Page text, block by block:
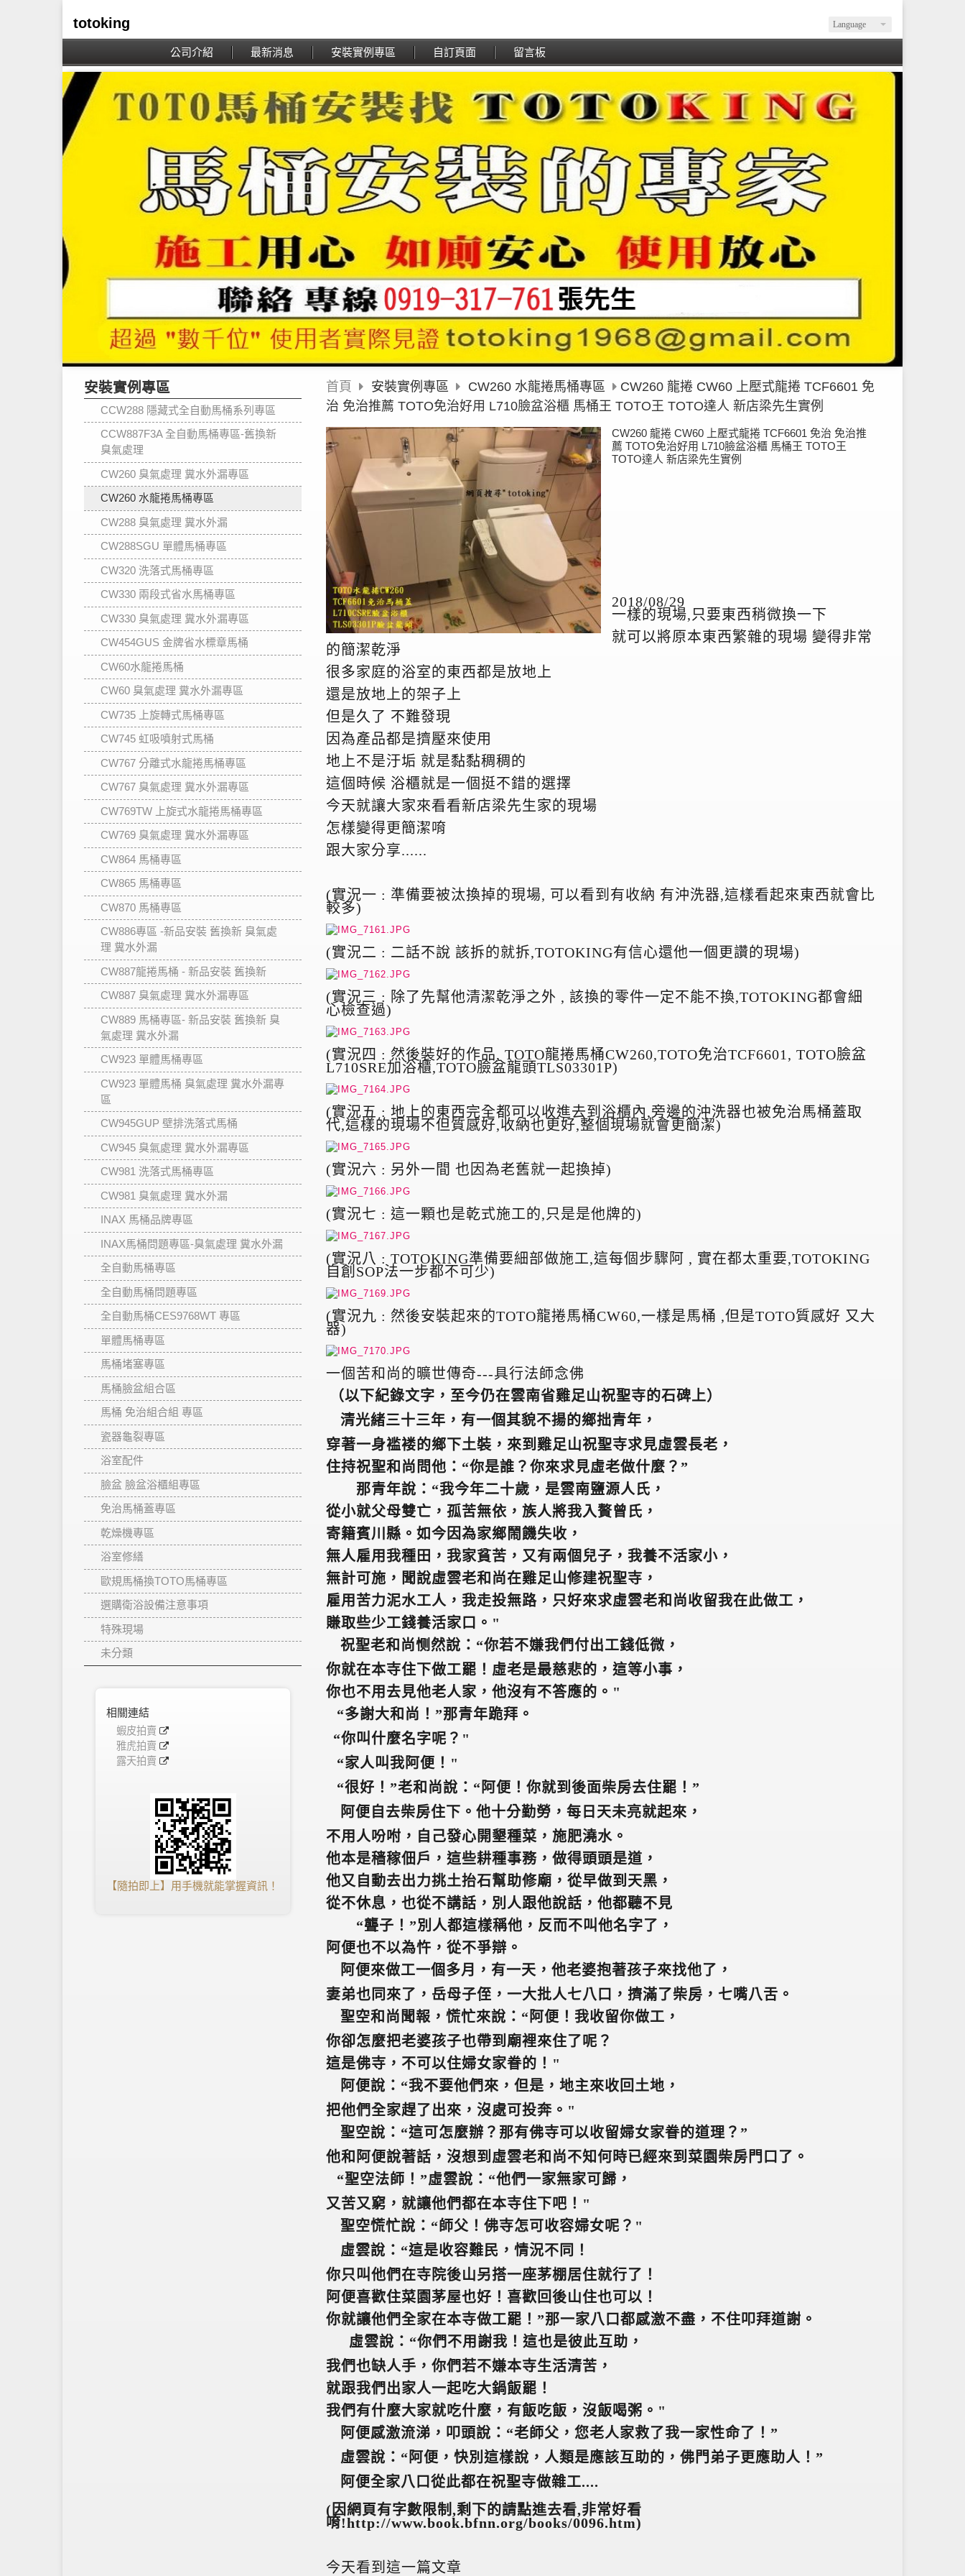
Language
totoking
公司介紹 最新消息 安裝實例專區 自訂頁面 留言板
安裝實例專區
CCW288 隱藏式全自動馬桶系列專區
CCW887F3A 全自動馬桶專區-舊換新
臭氣處理
CW260 臭氣處理 糞水外漏專區
CW260 水龍捲馬桶專區
CW288 臭氣處理 糞水外漏
CW288SGU 單體馬桶專區
CW320 洗落式馬桶專區
CW330 兩段式省水馬桶專區
CW330 臭氣處理 糞水外漏專區
CW454GUS 金牌省水標章馬桶
CW60水龍捲馬桶
CW60 臭氣處理 糞水外漏專區
CW735 上旋轉式馬桶專區
CW745 虹吸噴射式馬桶
CW767 分離式水龍捲馬桶專區
CW767 臭氣處理 糞水外漏專區
CW769TW 上旋式水龍捲馬桶專區
CW769 臭氣處理 糞水外漏專區
CW864 馬桶專區
CW865 馬桶專區
CW870 馬桶專區
CW886專區 -新品安裝 舊換新 臭氣處
理 糞水外漏
CW887龍捲馬桶 - 新品安裝 舊換新
CW887 臭氣處理 糞水外漏專區
CW889 馬桶專區- 新品安裝 舊換新 臭
氣處理 糞水外漏
CW923 單體馬桶專區
CW923 單體馬桶 臭氣處理 糞水外漏專
區
CW945GUP 壁排洗落式馬桶
CW945 臭氣處理 糞水外漏專區
CW981 洗落式馬桶專區
CW981 臭氣處理 糞水外漏
INAX 馬桶品牌專區
INAX馬桶問題專區-臭氣處理 糞水外漏
全自動馬桶專區
全自動馬桶問題專區
全自動馬桶CES9768WT 專區
單體馬桶專區
馬桶堵塞專區
馬桶臉盆組合區
馬桶 免治組合組 專區
瓷器龜裂專區
浴室配件
臉盆 臉盆浴櫃組專區
免治馬桶蓋專區
乾燥機專區
浴室修繕
歐規馬桶換TOTO馬桶專區
選購衛浴設備注意事項
特殊現場
未分類
相關連結
蝦皮拍賣
雅虎拍賣
露天拍賣
【隨拍即上】用手機就能掌握資訊！
首頁 安裝實例專區 CW260 水龍捲馬桶專區
CW260 龍捲 CW60 上壓式龍捲 TCF6601 免
治 免治推薦 TOTO免治好用 L710臉盆浴櫃 馬桶王 TOTO王 TOTO達人 新店梁先生實例
CW260 龍捲 CW60 上壓式龍捲 TCF6601 免治 免治推
薦 TOTO免治好用 L710臉盆浴櫃 馬桶王 TOTO王
TOTO達人 新店梁先生實例
2018/08/29
一樣的現場,只要東西稍微換一下
就可以將原本東西繁雜的現場 變得非常
的簡潔乾淨
很多家庭的浴室的東西都是放地上
還是放地上的架子上
但是久了 不難發現
因為產品都是擠壓來使用
地上不是汙垢 就是黏黏稠稠的
這個時候 浴櫃就是一個挺不錯的選擇
今天就讓大家來看看新店梁先生家的現場
怎樣變得更簡潔唷
跟大家分享......
(實況一 : 準備要被汰換掉的現場, 可以看到有收納 有沖洗器,這樣看起來東西就會比
較多)
(實況二 : 二話不說 該拆的就拆,TOTOKING有信心還他一個更讚的現場)
(實況三 : 除了先幫他清潔乾淨之外 , 該換的零件一定不能不換,TOTOKING都會細
心檢查過)
(實況四 : 然後裝好的作品, TOTO龍捲馬桶CW260,TOTO免治TCF6601, TOTO臉盆
L710SRE加浴櫃,TOTO臉盆龍頭TLS03301P)
(實況五 : 地上的東西完全都可以收進去到浴櫃內,旁邊的沖洗器也被免治馬桶蓋取
代,這樣的現場不但質感好,收納也更好,整個現場就會更簡潔)
(實況六 : 另外一間 也因為老舊就一起換掉)
(實況七 : 這一顆也是乾式施工的,只是是他牌的)
(實況八 : TOTOKING準備要細部做施工,這每個步驟阿 , 實在都太重要,TOTOKING
自創SOP法一步都不可少)
(實況九 : 然後安裝起來的TOTO龍捲馬桶CW60,一樣是馬桶 ,但是TOTO質感好 又大
器)
一個苦和尚的曠世傳奇---具行法師念佛
（以下紀錄文字，至今仍在雲南省雞足山祝聖寺的石碑上）
清光緒三十三年，有一個其貌不揚的鄉拙青年，
穿著一身褴褛的鄉下土裝，來到雞足山祝聖寺求見虛雲長老，
住持祝聖和尚問他：“你是誰？你來求見虛老做什麼？”
那青年說：“我今年二十歲，是雲南鹽源人氏，
從小就父母雙亡，孤苦無依，族人將我入贅曾氏，
寄籍賓川縣。如今因為家鄉鬧饑失收，
無人雇用我種田，我家貧苦，又有兩個兒子，我養不活家小，
無計可施，聞說虛雲老和尚在雞足山修建祝聖寺，
雇用苦力泥水工人，我走投無路，只好來求虛雲老和尚收留我在此做工，
賺取些少工錢養活家口。"
祝聖老和尚恻然說：“你若不嫌我們付出工錢低微，
你就在本寺住下做工罷！虛老是最慈悲的，這等小事，
你也不用去見他老人家，他沒有不答應的。"
“多謝大和尚！”那青年跪拜。
“你叫什麼名字呢？"
“家人叫我阿便！"
“很好！”老和尚說：“阿便！你就到後面柴房去住罷！”
阿便自去柴房住下。他十分勤勞，每日天未亮就起來，
不用人吩咐，自己發心開墾種菜，施肥澆水。
他本是穑稼佃戶，這些耕種事務，做得頭頭是道，
他又自動去出力挑土抬石幫助修廟，從早做到天黑，
從不休息，也從不講話，別人跟他說話，他都聽不見
“聾子！”別人都這樣稱他，反而不叫他名字了，
阿便也不以為忤，從不爭辯。
阿便來做工一個多月，有一天，他老婆抱著孩子來找他了，
妻弟也同來了，岳母子侄，一大批人七八口，擠滿了柴房，七嘴八舌。
聖空和尚聞報，慌忙來說：“阿便！我收留你做工，
你卻怎麼把老婆孩子也帶到廟裡來住了呢？
這是佛寺，不可以住婦女家眷的！"
阿便說：“我不要他們來，但是，地主來收回土地，
把他們全家趕了出來，沒處可投奔。"
聖空說：“這可怎麼辦？那有佛寺可以收留婦女家眷的道理？”
他和阿便說著話，沒想到虛雲老和尚不知何時已經來到菜園柴房門口了。
“聖空法師！”虛雲說：“他們一家無家可歸，
又苦又窮，就讓他們都在本寺住下吧！"
聖空慌忙說：“師父！佛寺怎可收容婦女呢？"
虛雲說：“這是收容難民，情況不同！
你只叫他們在寺院後山另搭一座茅棚居住就行了！
阿便喜歡住菜園茅屋也好！喜歡回後山住也可以！
你就讓他們全家在本寺做工罷！”那一家八口都感激不盡，不住叩拜道謝。
虛雲說：“你們不用謝我！這也是彼此互助，
我們也缺人手，你們若不嫌本寺生活清苦，
就跟我們出家人一起吃大鍋飯罷！
我們有什麼大家就吃什麼，有飯吃飯，沒飯喝粥。"
阿便感激流涕，叩頭說：“老師父，您老人家救了我一家性命了！”
虛雲說：“阿便，快別這樣說，人類是應該互助的，佛門弟子更應助人！”
阿便全家八口從此都在祝聖寺做雜工....
(因網頁有字數限制,剩下的請點進去看,非常好看
唷!http://www.book.bfnn.org/books/0096.htm)
今天看到這一篇文章